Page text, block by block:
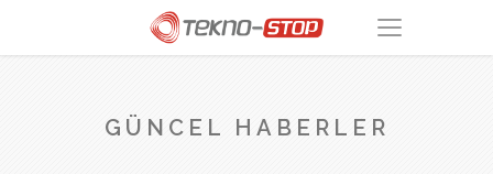
GÜNCEL HABERLER